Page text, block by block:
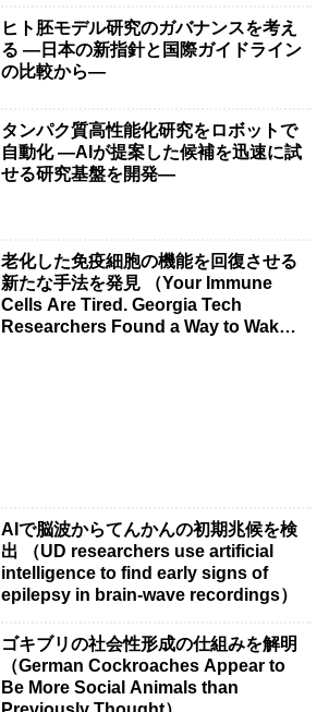
ヒト胚モデル研究のガバナンスを考え
る ―日本の新指針と国際ガイドライン
の比較から―
タンパク質高性能化研究をロボットで
自動化 ―AIが提案した候補を迅速に試
せる研究基盤を開発―
老化した免疫細胞の機能を回復させる
新たな手法を発見 （Your Immune
Cells Are Tired. Georgia Tech
Researchers Found a Way to Wake
AIで脳波からてんかんの初期兆候を検
出 （UD researchers use artificial
intelligence to find early signs of
epilepsy in brain-wave recordings）
ゴキブリの社会性形成の仕組みを解明
（German Cockroaches Appear to
Be More Social Animals than